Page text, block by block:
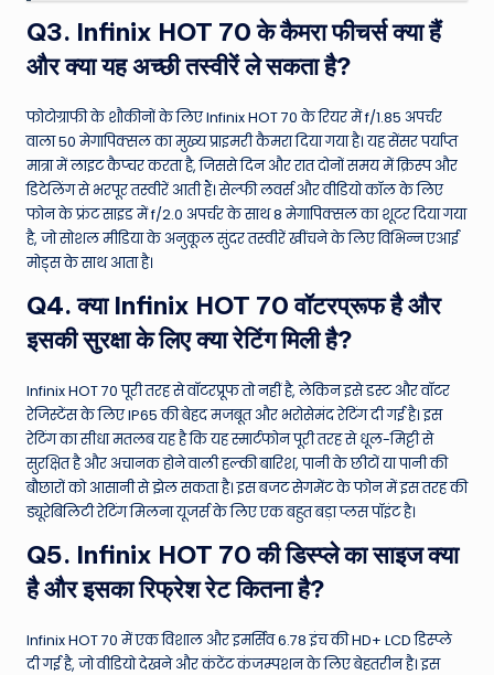
Q3. Infinix HOT 70 के कैमरा फीचर्स क्या हैं
और क्या यह अच्छी तस्वीरें ले सकता है?
फोटोग्राफी के शौकीनों के लिए Infinix HOT 70 के रियर में f/1.85 अपर्चर
वाला 50 मेगापिक्सल का मुख्य प्राइमरी कैमरा दिया गया है। यह सेंसर पर्याप्त
मात्रा में लाइट कैप्चर करता है, जिससे दिन और रात दोनों समय में क्रिस्प और
डिटेलिंग से भरपूर तस्वीरें आती हैं। सेल्फी लवर्स और वीडियो कॉल के लिए
फोन के फ्रंट साइड में f/2.0 अपर्चर के साथ 8 मेगापिक्सल का शूटर दिया गया
है, जो सोशल मीडिया के अनुकूल सुंदर तस्वीरें खींचने के लिए विभिन्न एआई
मोड्स के साथ आता है।
Q4. क्या Infinix HOT 70 वॉटरप्रूफ है और
इसकी सुरक्षा के लिए क्या रेटिंग मिली है?
Infinix HOT 70 पूरी तरह से वॉटरप्रूफ तो नहीं है, लेकिन इसे डस्ट और वॉटर
रेजिस्टेंस के लिए IP65 की बेहद मजबूत और भरोसेमंद रेटिंग दी गई है। इस
रेटिंग का सीधा मतलब यह है कि यह स्मार्टफोन पूरी तरह से धूल-मिट्टी से
सुरक्षित है और अचानक होने वाली हल्की बारिश, पानी के छीटों या पानी की
बौछारों को आसानी से झेल सकता है। इस बजट सेगमेंट के फोन में इस तरह की
ड्यूरेबिलिटी रेटिंग मिलना यूजर्स के लिए एक बहुत बड़ा प्लस पॉइंट है।
Q5. Infinix HOT 70 की डिस्प्ले का साइज क्या
है और इसका रिफ्रेश रेट कितना है?
Infinix HOT 70 में एक विशाल और इमर्सिव 6.78 इंच की HD+ LCD डिस्प्ले
दी गई है, जो वीडियो देखने और कंटेंट कंजम्पशन के लिए बेहतरीन है। इस